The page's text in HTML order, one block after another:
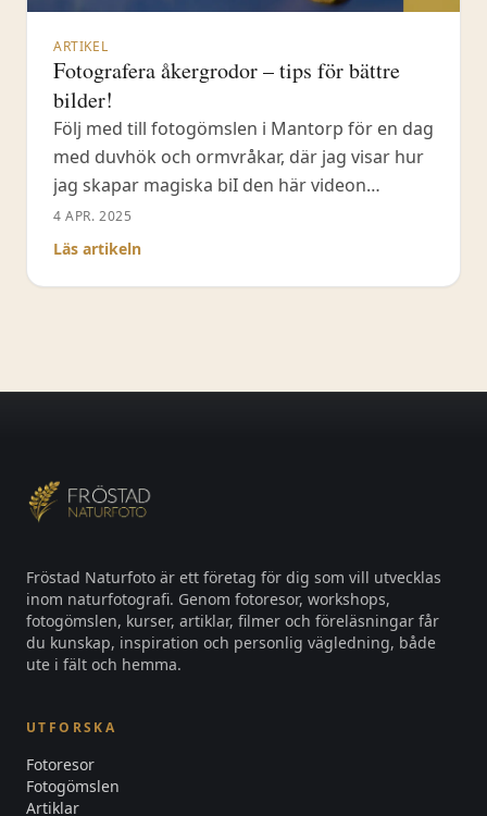
ARTIKEL
Fotografera åkergrodor – tips för bättre
bilder!
Följ med till fotogömslen i Mantorp för en dag
med duvhök och ormvråkar, där jag visar hur
jag skapar magiska biI den här videon
besöker jag min favoritgöl för att fotografera
åkergrodor, ett groddjur som blir blått under
4 APR. 2025
Läs artikeln
Fröstad Naturfoto är ett företag för dig som vill utvecklas
inom naturfotografi. Genom fotoresor, workshops,
fotogömslen, kurser, artiklar, filmer och föreläsningar får
du kunskap, inspiration och personlig vägledning, både
ute i fält och hemma.
UTFORSKA
Fotoresor
Fotogömslen
Artiklar